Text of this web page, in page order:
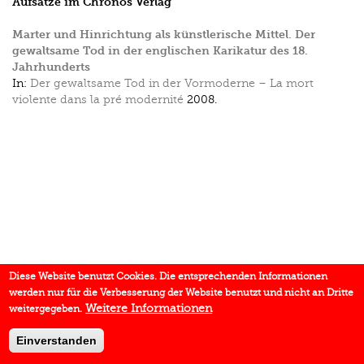
Marter und Hinrichtung als künstlerische Mittel. Der
gewaltsame Tod in der englischen Karikatur des 18.
Jahrhunderts
In: Der gewaltsame Tod in der Vormoderne – La mort
violente dans la pré modernité 2008.
Diese Website benutzt Cookies. Die entsprechenden Informationen
werden nur für die Verbesserung der Website benutzt und nicht an Dritte
weitergegeben. Weitere Informationen
Einverstanden